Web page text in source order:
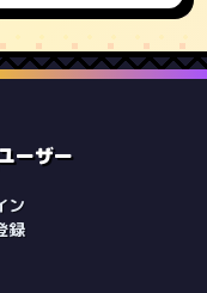
ーザー
ン
録